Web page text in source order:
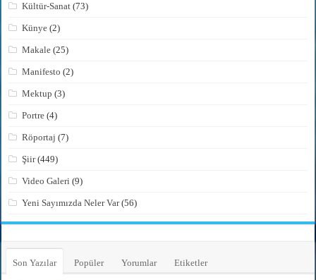
Kültür-Sanat (73)
Künye (2)
Makale (25)
Manifesto (2)
Mektup (3)
Portre (4)
Röportaj (7)
Şiir(449)
Video Galeri (9)
Yeni Sayımızda Neler Var(56)
Son Yazılar Popüler Yorumlar Etiketler